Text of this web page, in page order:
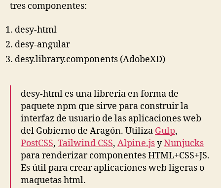
tres componentes:
desy-html
desy-angular
desy.library.components (AdobeXD)
desy-html es una librería en forma de
paquete npm que sirve para construir la
interfaz de usuario de las aplicaciones web
del Gobierno de Aragón. Utiliza Gulp,
PostCSS, Tailwind CSS, Alpine.jsyNunjucks
para renderizar componentes HTML+CSS+JS.
Es útil para crear aplicaciones web ligeras o
maquetas html.